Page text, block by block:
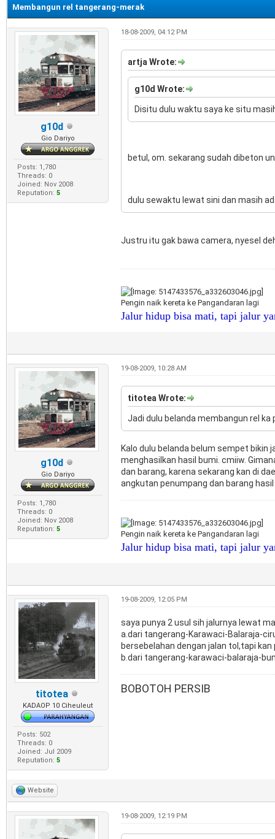
Membangun rel tangerang-merak
g10d
Gio Dariyo
Posts: 1,780
Threads: 0
Joined: Nov 2008
Reputation: 5
18-08-2009, 04:12 PM
artja Wrote:
g10d Wrote:
Disitu dulu waktu saya ke situ
betul, om. sekarang sudah dibeton
dulu sewaktu lewat sini dan masih
Justru itu gak bawa camera, nyesel
Pengin naik kereta ke Pangandaran lagi
Jalur hidup bisa mati, tapi jalur
g10d
Gio Dariyo
Posts: 1,780
Threads: 0
Joined: Nov 2008
Reputation: 5
19-08-2009, 10:28 AM
titotea Wrote:
Jadi dulu belanda membangun rel
Kalo dulu belanda belum sempet bikin
menghasilkan hasil bumi. cmiiw.
dan barang, karena sekarang kan di
angkutan penumpang dan barang
Pengin naik kereta ke Pangandaran lagi
Jalur hidup bisa mati, tapi jalur
titotea
KADAOP 10 Ciheuleut
Posts: 502
Threads: 0
Joined: Jul 2009
Reputation: 5
19-08-2009, 12:05 PM
saya punya 2 usul sih jalurnya lewat
a.dari tangerang-Karawaci-Balaraja-
bersebelahan dengan jalan tol,tapi
b.dari tangerang-karawaci-balaraja-
BOBOTOH PERSIB
Website
19-08-2009, 12:19 PM